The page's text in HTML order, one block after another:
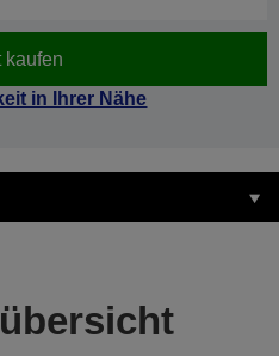
kaufen
in Ihrer Nähe